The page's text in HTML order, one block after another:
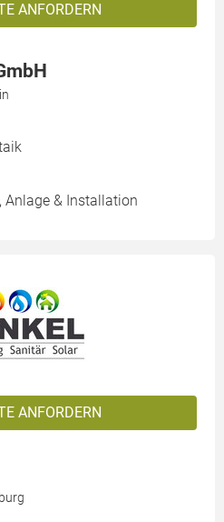
ANFORDERN
Anlage & Installation
ANFORDERN